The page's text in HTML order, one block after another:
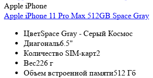
Apple iPhone
Apple iPhone 11 Pro Max 512GB Space Gray
ЦветSpace Gray - Серый Космос
Диагональ6.5"
Количество SIM-карт2
Вес226 г
Объем встроенной памяти512 Гб